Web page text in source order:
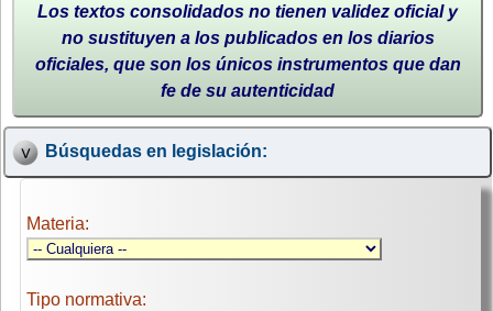
Los textos consolidados no tienen validez oficial y
no sustituyen a los publicados en los diarios
oficiales, que son los únicos instrumentos que dan
fe de su autenticidad
Búsquedas en legislación:
Materia:
Tipo normativa: